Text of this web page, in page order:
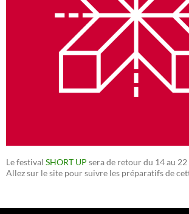
Le festival SHORT UP sera de retour du 14 au
Allez sur le site pour suivre les préparatifs de